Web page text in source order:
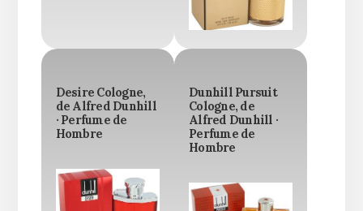
Desire Cologne,
de Alfred Dunhill
· Perfume de
Hombre
Dunhill Pursuit
Cologne, de
Alfred Dunhill ·
Perfume de
Hombre